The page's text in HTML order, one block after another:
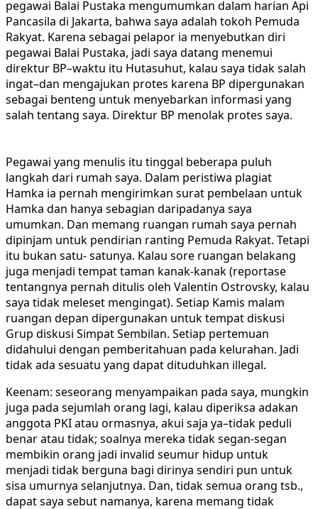
pegawai Balai Pustaka mengumumkan dalam harian Api
Pancasila di Jakarta, bahwa saya adalah tokoh Pemuda
Rakyat. Karena sebagai pelapor ia menyebutkan diri
pegawai Balai Pustaka, jadi saya datang menemui
direktur BP–waktu itu Hutasuhut, kalau saya tidak salah
ingat–dan mengajukan protes karena BP dipergunakan
sebagai benteng untuk menyebarkan informasi yang
salah tentang saya. Direktur BP menolak protes saya.
Pegawai yang menulis itu tinggal beberapa puluh
langkah dari rumah saya. Dalam peristiwa plagiat
Hamka ia pernah mengirimkan surat pembelaan untuk
Hamka dan hanya sebagian daripadanya saya
umumkan. Dan memang ruangan rumah saya pernah
dipinjam untuk pendirian ranting Pemuda Rakyat. Tetapi
itu bukan satu- satunya. Kalau sore ruangan belakang
juga menjadi tempat taman kanak-kanak (reportase
tentangnya pernah ditulis oleh Valentin Ostrovsky, kalau
saya tidak meleset mengingat). Setiap Kamis malam
ruangan depan dipergunakan untuk tempat diskusi
Grup diskusi Simpat Sembilan. Setiap pertemuan
didahului dengan pemberitahuan pada kelurahan. Jadi
tidak ada sesuatu yang dapatdituduhkan illegal.
Keenam: seseorang menyampaikan pada saya, mungkin
juga pada sejumlah orang lagi, kalau diperiksa adakan
anggota PKI atau ormasnya, akui saja ya–tidak peduli
benar atau tidak; soalnya mereka tidak segan-segan
membikin orang jadi invalid seumur hidup untuk
menjadi tidak berguna bagi dirinya sendiri pun untuk
sisa umurnya selanjutnya. Dan, tidak semua orang tsb.,
dapat saya sebut namanya, karena memang tidak